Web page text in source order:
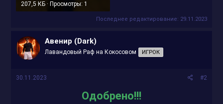
207,5 КБ · Просмотры: 1
Последнее редактирование: 29.11.2023
Авенир (Dark)
Лавандовый Раф на Кокосовом ИГРОК
30.11.2023 #2
Одобрено!!!